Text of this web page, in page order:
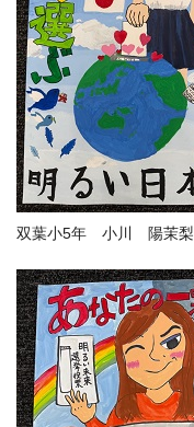
双葉小5年 小川 陽茉梨